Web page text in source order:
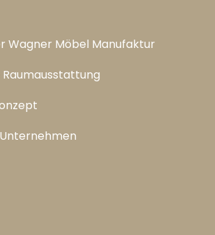
Wagner Möbel Manufaktur